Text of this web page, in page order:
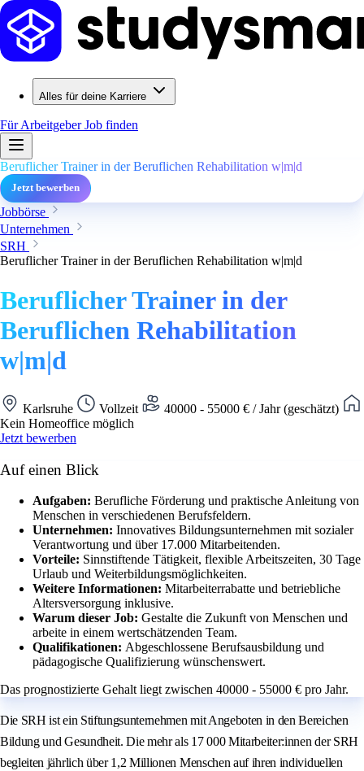
Alles für deine Karriere
Für ArbeitgeberJob finden
Beruflicher Trainer in der Beruflichen Rehabilitation w|m|d
Jetzt bewerben
Jobbörse
Unternehmen
SRH
Beruflicher Trainer in der Beruflichen Rehabilitation w|m|d
Beruflicher Trainer in der
Beruflichen Rehabilitation
w|m|d
Karlsruhe Vollzeit
40000 - 55000 € / Jahr (geschätzt)
Kein Homeoffice möglich
Jetzt bewerben
Auf einen Blick
Aufgaben: Berufliche Förderung und praktische Anleitung von
Menschen in verschiedenen Berufsfeldern.
Unternehmen: Innovatives Bildungsunternehmen mit sozialer
Verantwortung und über 17.000 Mitarbeitenden.
Vorteile: Sinnstiftende Tätigkeit, flexible Arbeitszeiten, 30 Tage
Urlaub und Weiterbildungsmöglichkeiten.
Weitere Informationen: Mitarbeiterrabatte und betriebliche
Altersversorgung inklusive.
Warum dieser Job: Gestalte die Zukunft von Menschen und
arbeite in einem wertschätzenden Team.
Qualifikationen: Abgeschlossene Berufsausbildung und
pädagogische Qualifizierung wünschenswert.
Das prognostizierte Gehalt liegt zwischen 40000 - 55000 € pro Jahr.
Die SRH ist ein Stiftungsunternehmen mit Angeboten in den Bereichen
Bildung und Gesundheit. Die mehr als 17 000 Mitarbeiter:innen der SRH
begleiten jährlich über 1,2 Millionen Menschen auf ihren individuellen